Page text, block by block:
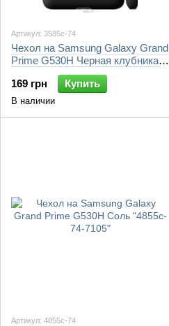
Артикул: 3585c-74
Чехол на Samsung Galaxy Grand
Prime G530H Черная клубника
"3585c-74-7105"
169 грн
Купить
В наличии
Артикул: 4855c-74